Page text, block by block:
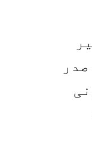
تک صدر